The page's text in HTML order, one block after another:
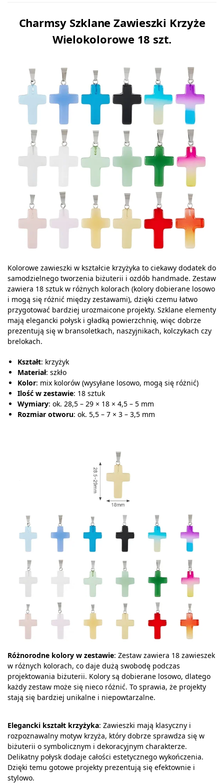
Charmsy Szklane Zawieszki Krzyże
Wielokolorowe 18 szt.
Kolorowe zawieszki w kształcie krzyżyka to ciekawy dodatek do
samodzielnego tworzenia biżuterii i ozdób handmade. Zestaw
zawiera 18 sztuk w różnych kolorach (kolory dobierane losowo
i mogą się różnić między zestawami), dzięki czemu łatwo
przygotować bardziej urozmaicone projekty. Szklane elementy
mają elegancki połysk i gładką powierzchnię, więc dobrze
prezentują się w bransoletkach, naszyjnikach, kolczykach czy
brelokach.
Kształt: krzyżyk
Materiał: szkło
Kolor: mix kolorów (wysyłane losowo, mogą się różnić)
Ilość w zestawie: 18 sztuk
Wymiary: ok. 28,5 – 29 × 18 × 4,5 – 5 mm
Rozmiar otworu: ok. 5,5 – 7 × 3 – 3,5 mm
Różnorodne kolory w zestawie: Zestaw zawiera 18 zawieszek
w różnych kolorach, co daje dużą swobodę podczas
projektowania biżuterii. Kolory są dobierane losowo, dlatego
każdy zestaw może się nieco różnić. To sprawia, że projekty
stają się bardziej unikalne i niepowtarzalne.
Elegancki kształt krzyżyka: Zawieszki mają klasyczny i
rozpoznawalny motyw krzyża, który dobrze sprawdza się w
biżuterii o symbolicznym i dekoracyjnym charakterze.
Delikatny połysk dodaje całości estetycznego wykończenia.
Dzięki temu gotowe projekty prezentują się efektownie i
stylowo.